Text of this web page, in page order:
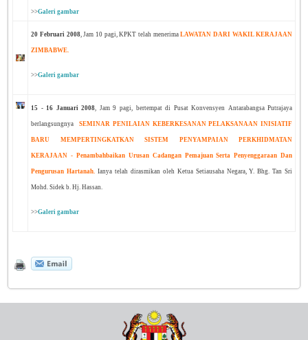
>>Galeri gambar
20 Februari 2008, Jam 10 pagi,KPKT telah menerimaLAWATAN DARI WAKIL KERAJAAN
ZIMBABWE.
>>Galeri gambar
15 - 16 Januari 2008, Jam 9 pagi, bertempat di Pusat Konvensyen Antarabangsa Putrajaya
berlangsungnya SEMINAR PENILAIAN KEBERKESANAN PELAKSANAAN INISIATIF
BARU MEMPERTINGKATKAN SISTEM PENYAMPAIAN PERKHIDMATAN
KERAJAAN - Penambahbaikan Urusan Cadangan Pemajuan Serta Penyenggaraan Dan
Pengurusan Hartanah.Ianya telah dirasmikan oleh Ketua Setiausaha Negara, Y. Bhg. Tan Sri
Mohd. Sidek b. Hj. Hassan.
>>Galeri gambar